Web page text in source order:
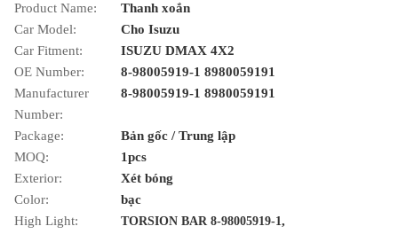
Product Name:
Thanh xoắn
Car Model:
Cho Isuzu
Car Fitment:
ISUZU DMAX 4X2
OE Number:
8-98005919-1 8980059191
Manufacturer
Number:
8-98005919-1 8980059191
Package:
Bản gốc / Trung lập
MOQ:
1pcs
Exterior:
Xét bóng
Color:
bạc
High Light:
TORSION BAR 8-98005919-1,